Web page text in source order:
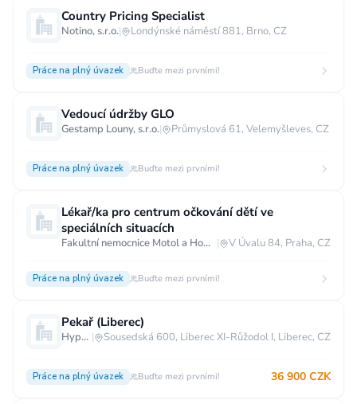
Country Pricing Specialist
Notino, s.r.o.| Londýnské náměstí 881, Brno, CZ
Práce na plný úvazek Buďte mezi prvními!
Vedoucí údržby GLO
Gestamp Louny, s.r.o.| Průmyslová 61, Velemyšleves, CZ
Práce na plný úvazek Buďte mezi prvními!
Lékař/ka pro centrum očkování dětí ve
speciálních situacích
Fakultní nemocnice Motol a Homolka | V Úvalu 84, Praha, CZ
Práce na plný úvazek Buďte mezi prvními!
Pekař (Liberec)
Hypermarket - Liberec | Sousedská 600, Liberec XI-Růžodol I, Liberec, CZ
Práce na plný úvazek Buďte mezi prvními! 36 900 CZK